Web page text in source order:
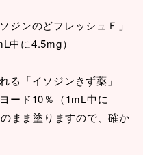
ンのどフレッシュＦ」
中に4.5mg）
「イソジンきず薬」
ード10％（1mL中に
まま塗りますので、確か